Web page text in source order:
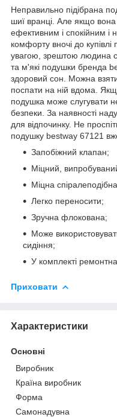
Неправильно підібрана
шиї вранці. Але якщо вона
ефективним і спокійним і
комфорту вночі до
увагою, зрештою людина
та м'які подушки бренда
здоровий сон. Можна
поспати на ній вдома.
подушка може слугувати
безпеки. За наявності
для відпочинку. Не
подушку bestway 67121
Запобіжний клапан;
Міцний,
Міцна
Легко переносити;
Зручна флокована;
Може
сидіння;
У комплекті ремонтна
Приховати
Характеристики
Основні
Виробник
Країна виробник
Форма
Самонадувна